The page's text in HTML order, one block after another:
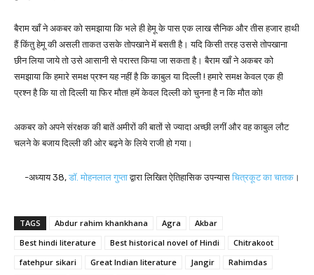
बैराम खाँ ने अकबर को समझाया कि भले ही हेमू के पास एक लाख सैनिक और तीस हजार हाथी
हैं किंतु हेमू की असली ताकत उसके तोपखाने में बसती है। यदि किसी तरह उससे तोपखाना
छीन लिया जाये तो उसे आसानी से परास्त किया जा सकता है। बैराम खाँ ने अकबर को
समझाया कि हमारे समक्ष प्रश्न यह नहीं है कि काबुल या दिल्ली ! हमारे समक्ष केवल एक ही
प्रश्न है कि या तो दिल्ली या फिर मौत! हमें केवल दिल्ली को चुनना है न कि मौत को!
अकबर को अपने संरक्षक की बातें अमीरों की बातों से ज्यादा अच्छी लगीं और वह काबुल लौट
चलने के बजाय दिल्ली की ओर बढ़ने के लिये राजी हो गया।
-अध्याय 38, डॉ. मोहनलाल गुप्ताद्वारा लिखित ऐतिहासिक उपन्यास चित्रकूट का चातक ।
TAGS Abdur rahim khankhana Agra
Akbar
Best hindi literature
Best historical novel of Hindi
Chitrakoot
fatehpur sikari
Great Indian literature Jangir
Rahimdas